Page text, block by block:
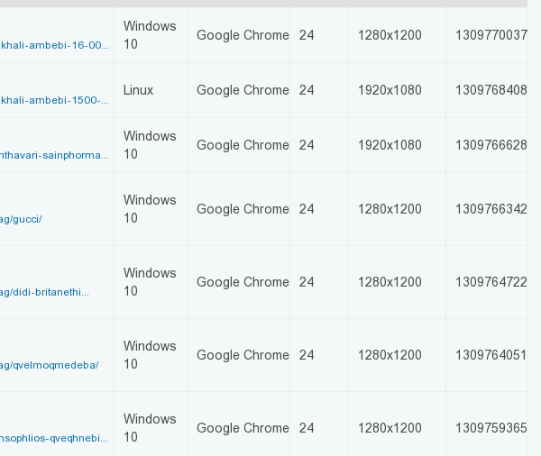
ambebi-16-00...
Windows
10
Google Chrome 24 1280x1200 1309770037
ambebi-1500-...
Linux Google Chrome 24 1920x1080 1309768408
sainphorma...
Windows
10
Google Chrome 24 1920x1080 1309766628
gucci/
Windows
10
Google Chrome 24 1280x1200 1309766342
didi-britanethi...
Windows
10
Google Chrome 24 1280x1200 1309764722
qvelmoqmedeba/
Windows
10
Google Chrome 24 1280x1200 1309764051
qveqhnebi...
Windows
10
Google Chrome 24 1280x1200 1309759365